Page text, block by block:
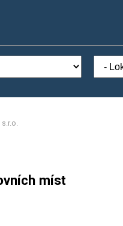
s.r.o.
míst